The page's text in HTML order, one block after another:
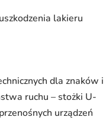
lakieru
dla znaków i
ruchu – stożki U-
urządzeń